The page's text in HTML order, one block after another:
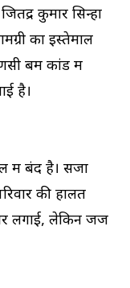
कुमार सिन्हा
का इस्तेमाल
बम कांड में
है।
में बंद है। सजा
की हालत
लगाई, लेकिन जज